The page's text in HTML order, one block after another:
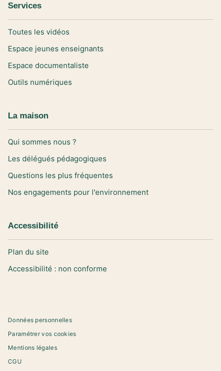
Services
Toutes les vidéos
Espace jeunes enseignants
Espace documentaliste
Outils numériques
La maison
Qui sommes nous ?
Les délégués pédagogiques
Questions les plus fréquentes
Nos engagements pour l'environnement
Accessibilité
Plan du site
Accessibilité : non conforme
Données personnelles
Paramétrer vos cookies
Mentions légales
CGU